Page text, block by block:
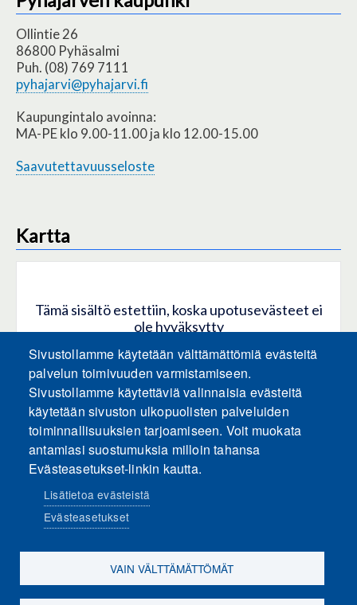
Ollintie 26
86800 Pyhäsalmi
Puh. (08) 769 7111
pyhajarvi@pyhajarvi.fi
Kaupungintalo avoinna:
MA-PE klo 9.00-11.00 ja klo 12.00-15.00
Saavutettavuusseloste
Kartta
Tämä sisältö estettiin, koska upotusevästeet ei
ole hyväksytty
HYVÄKSY KAIKKI EVÄSTEET
Hyväksy vain upotusevästeet
Sosiaalinen media
Sivustollamme käytetään välttämättömiä evästeitä
palvelun toimivuuden varmistamiseen.
Sivustollamme käytettäviä valinnaisia evästeitä
käytetään sivuston ulkopuolisten palveluiden
toiminnallisuuksien tarjoamiseen. Voit muokata
antamiasi suostumuksia milloin tahansa
Evästeasetukset-linkin kautta.
Lisätietoa evästeistä
Evästeasetukset
VAIN VÄLTTÄMÄTTÖMÄT